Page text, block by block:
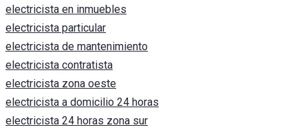
electricista en inmuebles
electricista particular
electricista de mantenimiento
electricista contratista
electricista zona oeste
electricista a domicilio 24 horas
electricista 24 horas zona sur